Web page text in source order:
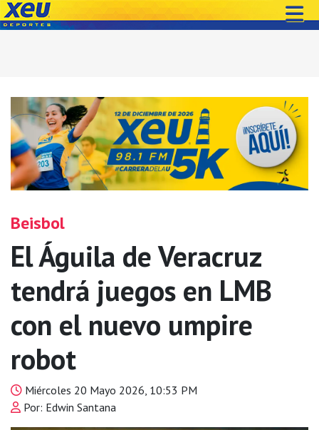
Beisbol
El Águila de Veracruz
tendrá juegos en LMB
con el nuevo umpire
robot
Miércoles 20 Mayo 2026, 10:53 PM
Por: Edwin Santana